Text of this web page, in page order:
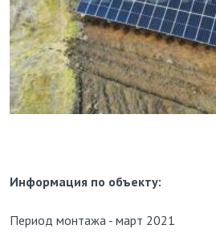
Информация по объекту:
Период монтажа - март 2021